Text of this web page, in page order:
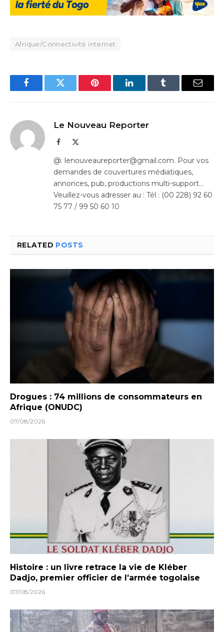
Afrique/Connectivité internet
FacebookTwitter Pinterest LinkedInTumblr Email
Le Nouveau Reporter
Facebook
@: lenouveaureporter@gmail.com. Pour vos
demandes de couvertures médiatiques,
annonces, pub, productions multi-support…
Veuillez-vous adresser au : Tél : (00 228) 92 60
75 77 / 99 50 60 10
RELATED POSTS
Drogues : 74 millions de consommateurs en
Afrique (ONUDC)
07/08/2026
Histoire : un livre retrace la vie de Kléber
Dadjo, premier officier de l’armée togolaise
07/08/2026